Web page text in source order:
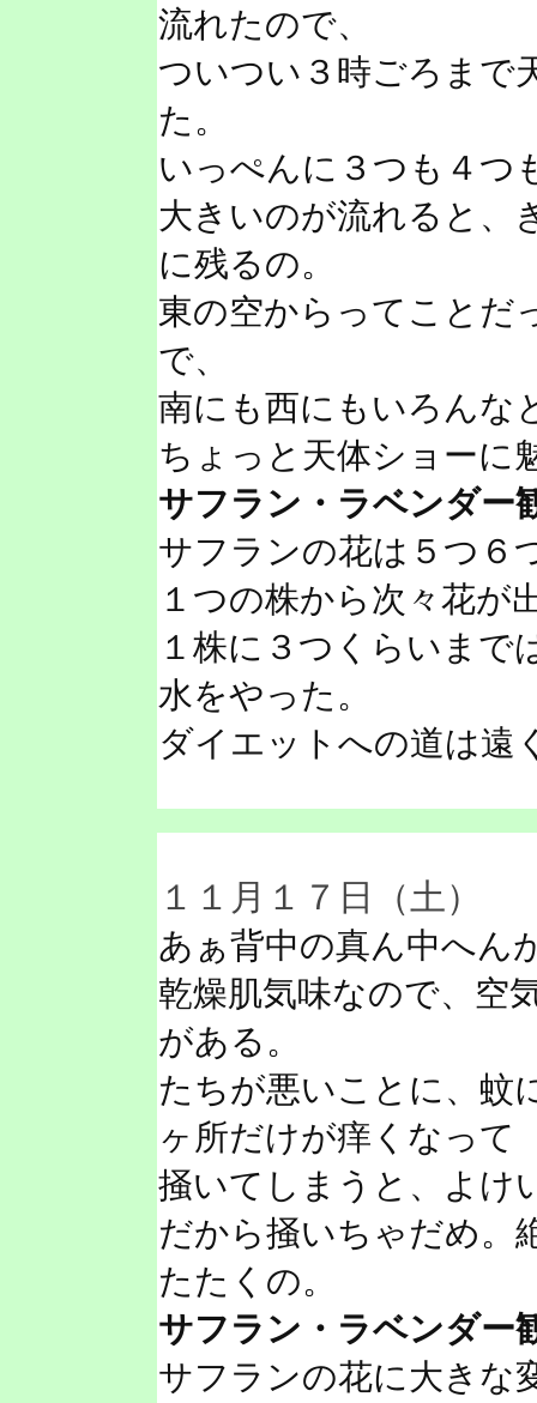
流れたので、
ついつい３時ごろまで
た。
いっぺんに３つも４つ
大きいのが流れると、
に残るの。
東の空からってことだ
で、
南にも西にもいろんな
ちょっと天体ショーに
サフラン・ラベンダー
サフランの花は５つ６
１つの株から次々花が
１株に３つくらいまで
水をやった。
ダイエットへの道は遠
１１月１７日（土）
あぁ背中の真ん中へん
乾燥肌気味なので、空
がある。
たちが悪いことに、蚊
ヶ所だけが痒くなって
掻いてしまうと、よけ
だから掻いちゃだめ。
たたくの。
サフラン・ラベンダー
サフランの花に大きな